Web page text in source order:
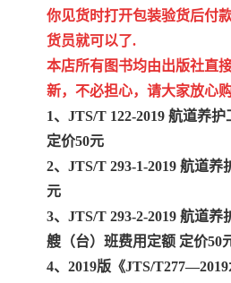
你见货时打开包装验货后付
货员就可以了.
本店所有图书均由出版社直
新，不必担心，请大家放心
1、JTS/T 122-2019 航道养
定价50元
2、JTS/T 293-1-2019 航道
元
3、JTS/T 293-2-2019 航道
艘（台）班费用定额 定价50
4、2019版《JTS/